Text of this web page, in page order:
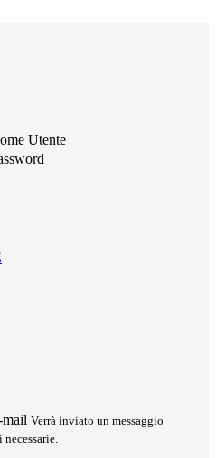
Utente
Verrà inviato un messaggio